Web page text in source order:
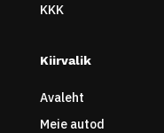
KKK
Kiirvalik
Avaleht
Meie autod